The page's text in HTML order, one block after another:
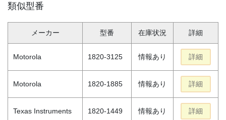
類似型番
メーカー 型番 在庫状況 詳細
Motorola 1820-3125 情報あり 詳細
Motorola 1820-1885 情報あり 詳細
Texas Instruments 1820-1449 情報あり 詳細